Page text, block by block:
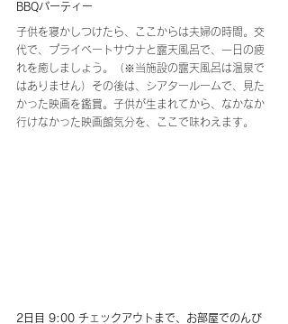
BBQパーティー
子供を寝かしつけたら、ここからは夫婦の時間。交
代で、プライベートサウナと露天風呂で、一日の疲
れを癒しましょう。（※当施設の露天風呂は温泉で
はありません）その後は、シアタールームで、見た
かった映画を鑑賞。子供が生まれてから、なかなか
行けなかった映画館気分を、ここで味わえます。
2日目 9:00 チェックアウトまで、お部屋でのんび